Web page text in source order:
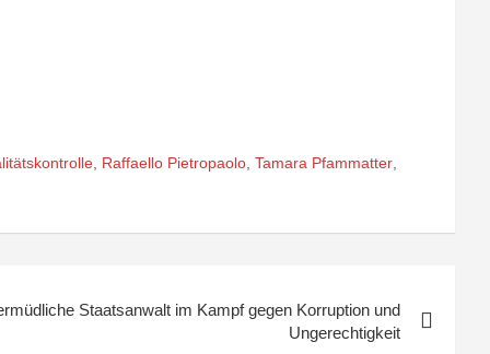
Raffaello Pietropaolo Tamara Pfammatter
Staatsanwalt im Kampf gegen Korruption und
Ungerechtigkeit